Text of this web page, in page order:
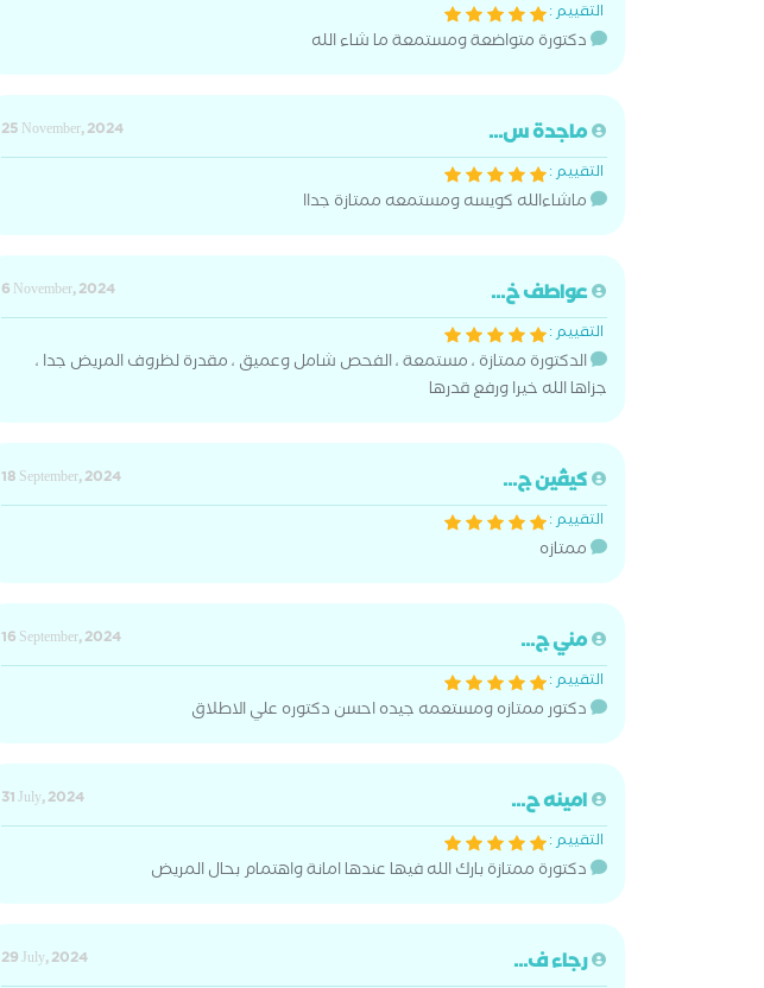
التقييم :
دكتورة متواضعة ومستمعة ما شاء الله
ماجدة س...
25 November, 2024
التقييم :
ماشاءالله كويسه ومستمعه ممتازة جداا
عواطف خ...
6 November, 2024
التقييم :
الدكتورة ممتازة ، مستمعة ، الفحص شامل وعميق ، مقدرة لظروف المريض جدا ،
جزاها الله خيرا ورفع قدرها
كيڤين ج...
18 September, 2024
التقييم :
ممتازه
مني ج...
16 September, 2024
التقييم :
دكتور ممتازه ومستعمه جيده احسن دكتوره علي الاطلاق
امينه ح...
31 July, 2024
التقييم :
دكتورة ممتازة بارك الله فيها عندها امانة واهتمام بحال المريض
رجاء ف...
29 July, 2024